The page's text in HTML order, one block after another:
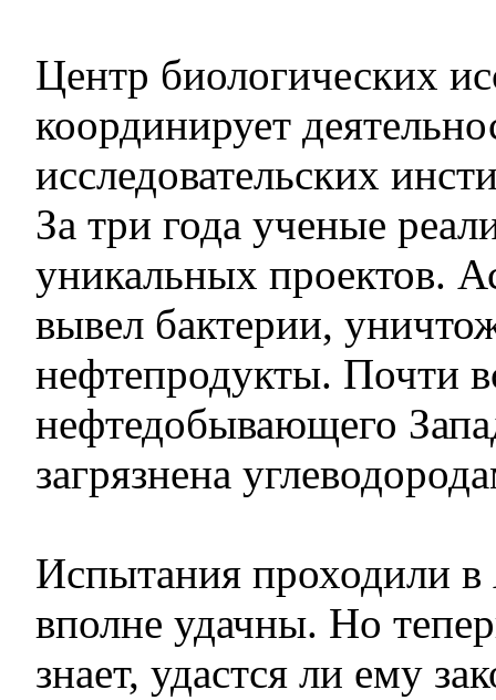
Центр биологических
координирует
исследовательских
За три года ученые
уникальных проектов.
вывел бактерии,
нефтепродукты. Почти
нефтедобывающего
загрязнена
Испытания проходили
вполне удачны. Но
знает, удастся ли ему